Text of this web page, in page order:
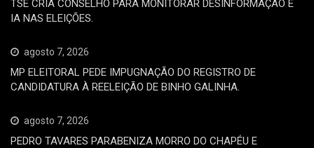
TSE CRIA CONSELHO PARA MONITORAR DESINFORMAÇÃO E
IA NAS ELEIÇÕES.
agosto 7, 2026
MP ELEITORAL PEDE IMPUGNAÇÃO DO REGISTRO DE
CANDIDATURA À REELEIÇÃO DE BINHO GALINHA.
agosto 7, 2026
PEDRO TAVARES PARABENIZA MORRO DO CHAPÉU E